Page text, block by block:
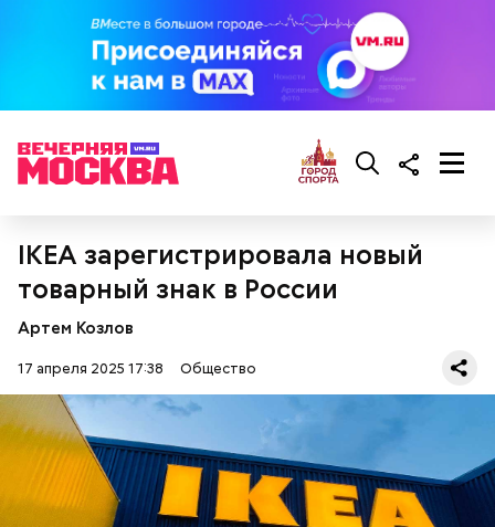
IKEA зарегистрировала новый
товарный знак в России
Артем Козлов
17 апреля 2025 17:38 Общество
Ингредиенты:
растительное масло;
помидоры черри либо грунтовые.
людям с ослабленной иммунной системой;
пожилым;
детям.